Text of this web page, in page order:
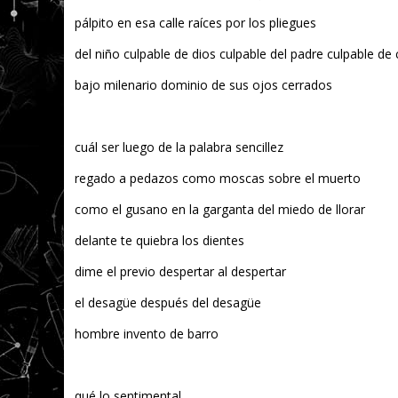
pálpito en esa calle raíces por los pliegues
del niño culpable de dios culpable del padre culpable de
bajo milenario dominio de sus ojos cerrados
cuál ser luego de la palabra sencillez
regado a pedazos como moscas sobre el muerto
como el gusano en la garganta del miedo de llorar
delante te quiebra los dientes
dime el previo despertar al despertar
el desagüe después del desagüe
hombre invento de barro